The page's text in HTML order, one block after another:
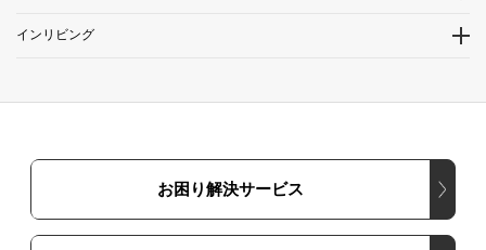
インリビング
お困り解決サービス